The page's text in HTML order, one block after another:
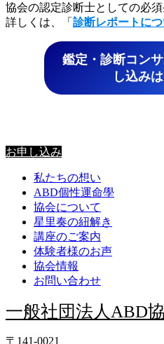
協会の認定診断士としての必須
詳しくは、「 診断レポートに
鑑定・診断コン
し込み
お申し込み
私たちの想い
ABD個性運命學
協会について
星里奏の紐解き
講座のご案内
体験者様のお声
協会情報
お問い合わせ
一般社団法人ABD
〒141-0021